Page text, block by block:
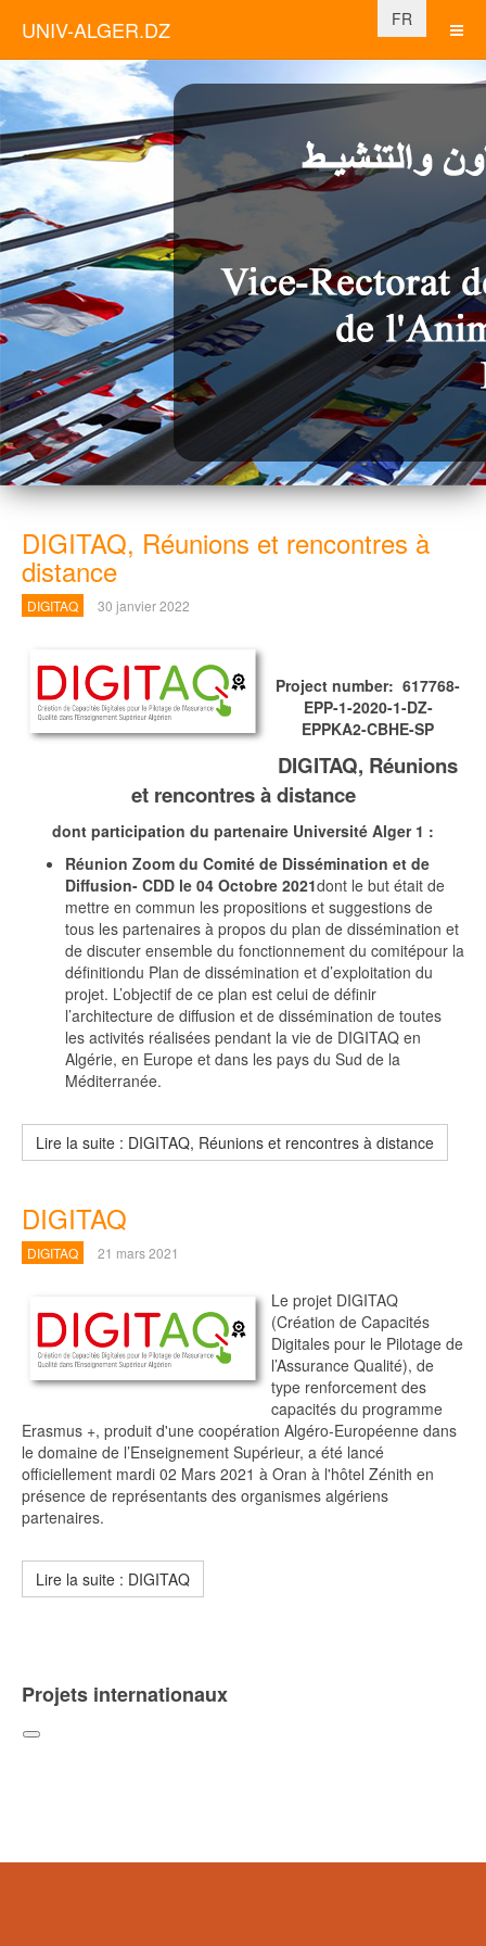
UNIV-ALGER.DZ
Sélectionnez
FR
DIGITAQ, Réunions et rencontres à
distance
DIGITAQ 30 janvier 2022
Project number: 617768-
EPP-1-2020-1-DZ-
EPPKA2-CBHE-SP
DIGITAQ, Réunions
et rencontres à distance
dont participation du partenaire Université Alger 1 :
Réunion Zoom du Comité de Dissémination et de
Diffusion- CDD le 04 Octobre 2021dont le but était de
mettre en commun les propositions et suggestions de
tous les partenaires à propos du plan de dissémination et
de discuter ensemble du fonctionnement du comitépour la
définitiondu Plan de dissémination et d’exploitation du
projet. L’objectif de ce plan est celui de définir
l’architecture de diffusion et de dissémination de toutes
les activités réalisées pendant la vie de DIGITAQ en
Algérie, en Europe et dans les pays du Sud de la
Méditerranée.
Lire la suite : DIGITAQ, Réunions et rencontres à distance
DIGITAQ
DIGITAQ 21 mars 2021
Le projet DIGITAQ
(Création de Capacités
Digitales pour le Pilotage de
l’Assurance Qualité), de
type renforcement des
capacités du programme
Erasmus +, produit d'une coopération Algéro-Européenne dans
le domaine de l’Enseignement Supérieur, a été lancé
officiellement mardi 02 Mars 2021 à Oran à l'hôtel Zénith en
présence de représentants des organismes algériens
partenaires.
Lire la suite : DIGITAQ
Projets internationaux